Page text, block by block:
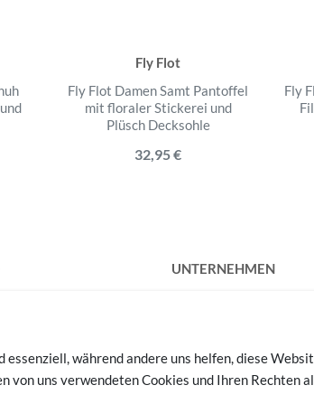
Fly Flot
Fly Flot Damen Samt Pantoffel
mit floraler Stickerei und
Plüsch Decksohle
32,95 €
Fly
UNTERNEHMEN
Impressum
während andere uns helfen, diese
von uns verwendeten Cookies und Ihren Rechten